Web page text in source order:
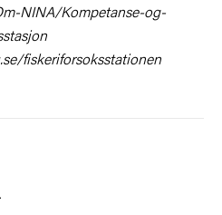
NINA/Kompetanse-og-
fiskeriforsoksstationen